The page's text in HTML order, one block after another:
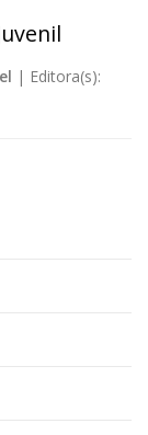
| Editora(s):